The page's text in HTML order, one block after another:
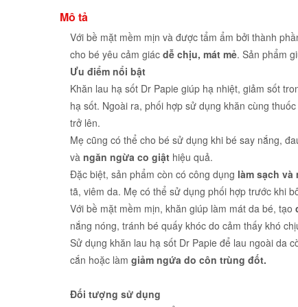
Mô tả
Với bề mặt mềm mịn và được tẩm ẩm bởi thành
cho bé yêu cảm giác dễ chịu, mát mẻ. Sản phẩm
Ưu điểm nổi bật
Khăn lau hạ sốt Dr Papie giúp hạ nhiệt, giảm sốt
hạ sốt. Ngoài ra, phối hợp sử dụng khăn cùng thuốc
trở lên.
Mẹ cũng có thể cho bé sử dụng khi bé say nắng,
và ngăn ngừa co giật hiệu quả.
Đặc biệt, sản phẩm còn có công dụng làm sạch và
tã, viêm da. Mẹ có thể sử dụng phối hợp trước khi
Với bề mặt mềm mịn, khăn giúp làm mát da bé, tạo
nắng nóng, tránh bé quấy khóc do cảm thấy khó
Sử dụng khăn lau hạ sốt Dr Papie để lau ngoài da
cắn hoặc làm giảm ngứa do côn trùng đốt.
Đối tượng sử dụng